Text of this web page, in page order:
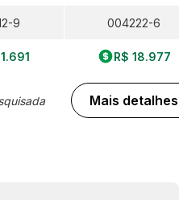
9 004222-6
R$ 18.977
Mais detalhes